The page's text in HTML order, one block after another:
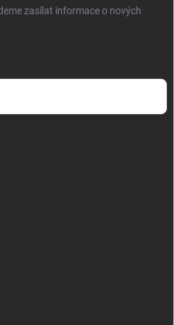
zasílat informace o nových